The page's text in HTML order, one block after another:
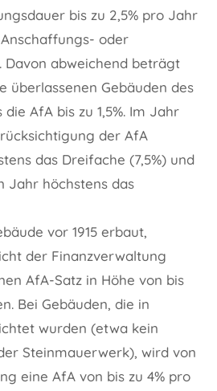
bis zu 2,5% pro Jahr
oder
Davon abweichend beträgt
überlassenen Gebäuden des
AfA bis zu 1,5%. Im Jahr
der AfA
das Dreifache (7,5%) und
Jahr höchstens das
vor 1915 erbaut,
der Finanzverwaltung
AfA-Satz in Höhe von bis
Bei Gebäuden, die in
wurden (etwa kein
Steinmauerwerk), wird von
eine AfA von bis zu 4% pro